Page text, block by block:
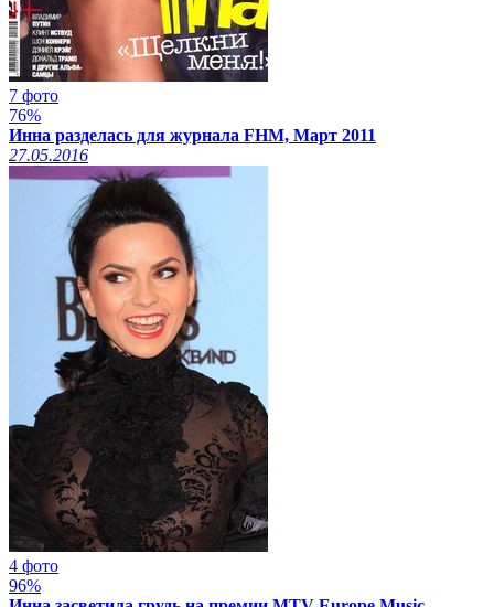
7 фото
76%
Инна разделась для журнала FHM, Март 2011
27.05.2016
4 фото
96%